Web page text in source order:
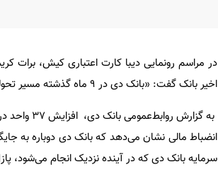
در مراسم رونمایی دیبا کارت اعتباری کیش، برات
اخیر بانک گفت: «بانک دی در ۹ ماه گذشته مسیر تحولی بزرگی را طی کرده است.
به‌ گزارش
انضباط مالی نشان می‌دهد که بانک دی دوباره به
سرمایه بانک دی که در آینده نزدیک انجام می‌شود،